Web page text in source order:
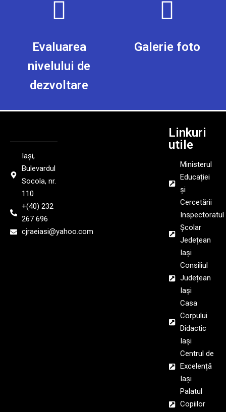
Evaluarea
nivelului de
dezvoltare
Galerie foto
Iași,
Bulevardul
Socola, nr.
110
+(40) 232
267 696
cjraeiasi@yahoo.com
Linkuri
utile
Ministerul
Educației
și
Cercetării
Inspectoratul
Școlar
Jedețean
Iași
Consiliul
Județean
Iași
Casa
Corpului
Didactic
Iași
Centrul de
Excelență
Iași
Palatul
Copiilor